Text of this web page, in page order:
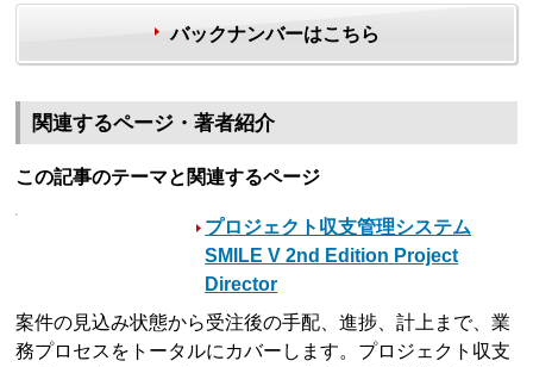
バックナンバーはこちら
関連するページ・著者紹介
この記事のテーマと関連するページ
プロジェクト収支管理システム
SMILE V 2nd Edition Project
Director
案件の見込み状態から受注後の手配、進捗、計上まで、業
務プロセスをトータルにカバーします。プロジェクト収支